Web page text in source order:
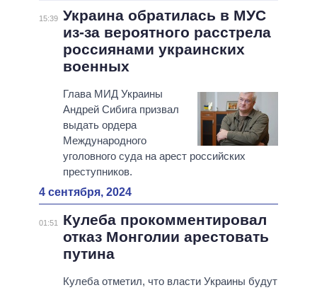
15:39 Украина обратилась в МУС
из-за вероятного расстрела
россиянами украинских
военных
Глава МИД Украины
Андрей Сибига призвал
выдать ордера
Международного
уголовного суда на арест российских
преступников.
4 сентября, 2024
01:51
Кулеба прокомментировал
отказ Монголии арестовать
путина
Кулеба отметил, что власти Украины будут